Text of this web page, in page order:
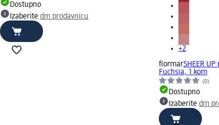
Dostupno
Izaberite dm prodavnicu
+2
flormarSHEER
Fuchsia, 1 kom
(0)
Dostupno
Izaberite dm